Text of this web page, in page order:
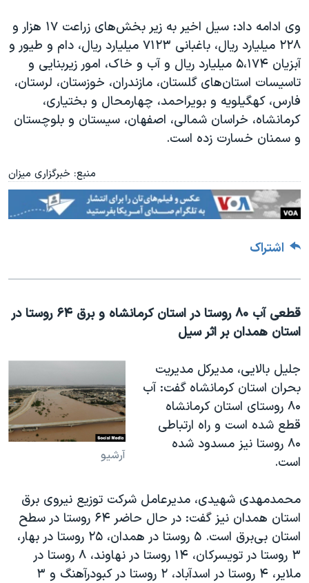
وی ادامه داد: سیل اخیر به زیر بخش‌های زراعت ۱۷ هزار و
۲۲۸ میلیارد ریال، باغبانی ۷۱۲۳ میلیارد ریال، دام و طیور و
آبزیان ۵،۱۷۴ میلیارد ریال و آب و خاک، امور زیربنایی و
تاسیسات استان‌های گلستان، مازندران، خوزستان، لرستان،
فارس، کهگیلویه و بویراحمد، چهارمحال و بختیاری،
کرمانشاه، خراسان شمالی، اصفهان، سیستان و بلوچستان
و سمنان خسارت زده است.
منبع: خبرگزاری میزان
اشتراک
قطعی آب ۸۰ روستا در استان کرمانشاه و برق ۶۴ روستا در
استان همدان بر اثر سیل
آرشیو
جلیل بالایی، مدیرکل مدیریت
بحران استان کرمانشاه گفت: آب
۸۰ روستای استان کرمانشاه
قطع شده است و راه ارتباطی
۸۰ روستا نیز مسدود شده
است.
محمدمهدی شهیدی، مدیرعامل شرکت توزیع نیروی برق
استان همدان نیز گفت:
در حال حاضر ۶۴ روستا در سطح
استان بی‌برق است. ۵ روستا در همدان، ۲۵ روستا در بهار،
۳ روستا در تویسرکان، ۱۴ روستا در نهاوند، ۸ روستا در
ملایر، ۴ روستا در اسدآباد، ۲ روستا در کبودرآهنگ و ۳